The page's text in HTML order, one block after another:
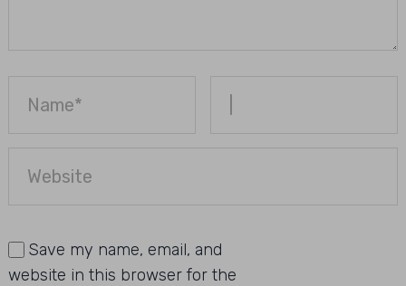
Save my name, email, and
website in this browser for the